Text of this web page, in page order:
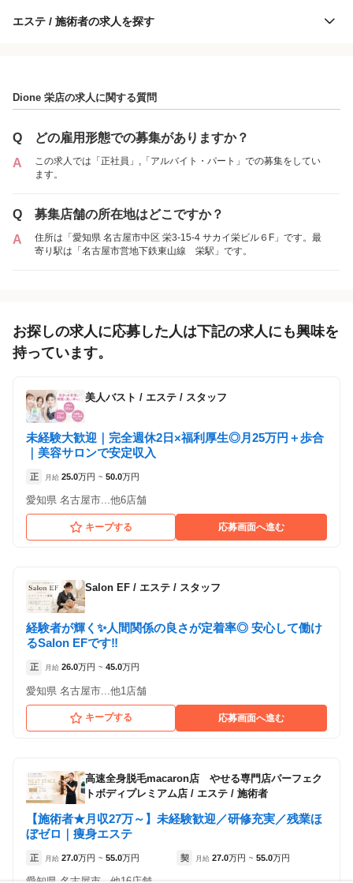
Dione 栄店
1件の店舗
Dione 栄店
「アルバイト・パート」を募集している店舗
Dione 栄店
各店舗の特色（詳しい給与、一緒に働くスタッフ、サービスメニュー、客層
など）が見られます
件の店舗
（愛知県名古屋市:栄駅 徒歩 5分 ）
パート
エステ / 施術者の求人を探す
Dione 栄店の求人に関する質問
Q
どの雇用形態での募集がありますか？
A
この求人では「正社員」,「アルバイト・パート」での募集をしてい
ます。
Q
募集店舗の所在地はどこですか？
A
住所は「愛知県 名古屋市中区 栄3-15-4 サカイ栄ビル６F」です。最
寄り駅は「名古屋市営地下鉄東山線 栄駅」です。
お探しの求人に応募した人は下記の求人にも興味を
持っています。
美人バスト / エステ / スタッフ
未経験大歓迎｜完全週休2日×福利厚生◎月25万円＋歩合
｜美容サロンで安定収入
正 月給 25.0万円 ~ 50.0万円
愛知県 名古屋市...他6店舗
キープする 応募画面へ進む
Salon EF / エステ / スタッフ
経験者が輝く✨人間関係の良さが定着率◎ 安心して働け
るSalon EFです‼️
正 月給 26.0万円 ~ 45.0万円
愛知県 名古屋市...他1店舗
キープする 応募画面へ進む
高速全身脱毛macaron店 やせる専門店パーフェク
トボディプレミアム店 / エステ / 施術者
【施術者★月収27万～】未経験歓迎／研修充実／残業ほ
ぼゼロ｜痩身エステ
正 月給 27.0万円 ~ 55.0万円 契 月給 27.0万円 ~ 55.0万円